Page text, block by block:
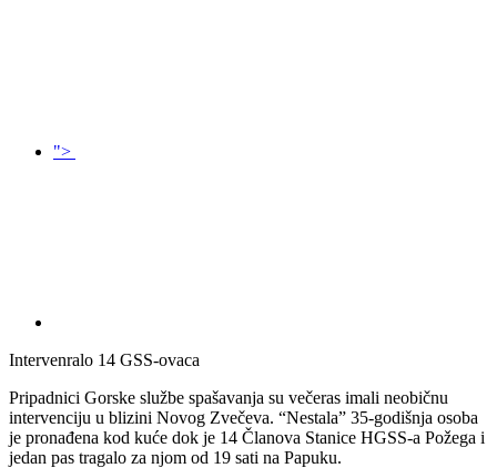
">
Intervenralo 14 GSS-ovaca
Pripadnici Gorske službe spašavanja su večeras imali neobičnu
intervenciju u blizini Novog Zvečeva. “Nestala” 35-godišnja osoba
je pronađena kod kuće dok je 14 Članova Stanice HGSS-a Požega i
jedan pas tragalo za njom od 19 sati na Papuku.